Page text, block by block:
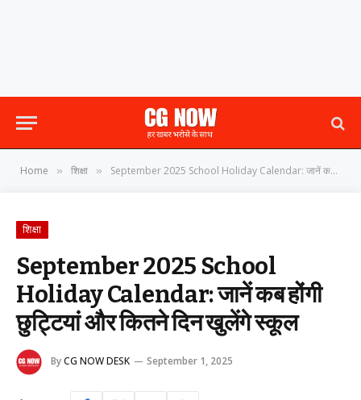
Home » शिक्षा » September 2025 School Holiday Calendar: जानें कब होंगी छुट्टियां और कितने दिन खुलेंगे स्कूल
शिक्षा
September 2025 School
Holiday Calendar: जानें कब होंगी
छुट्टियां और कितने दिन खुलेंगे स्कूल
ByCG NOW DESK September 1, 2025